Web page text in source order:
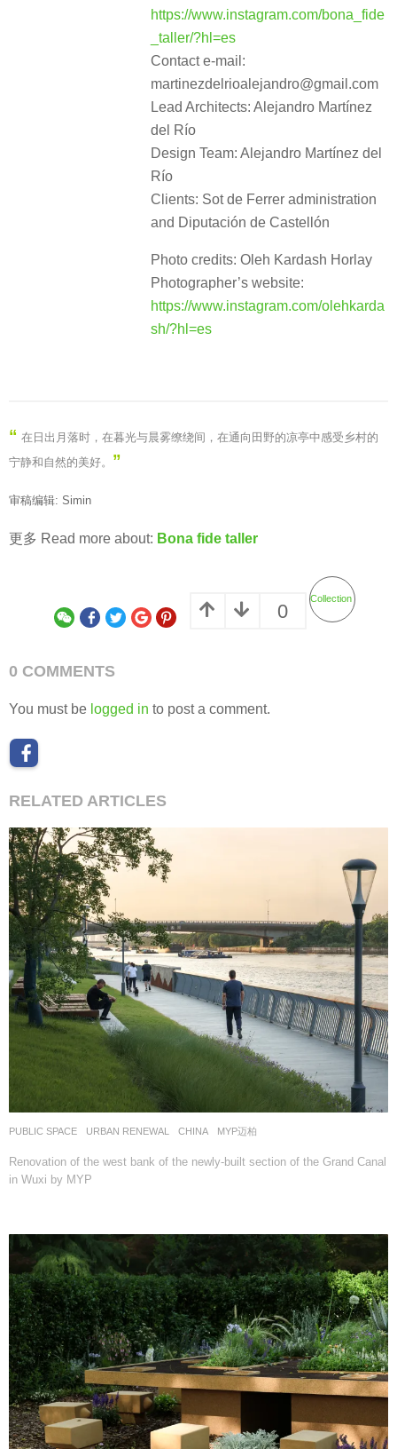
https://www.instagram.com/bona_fide
_taller/?hl=es
Contact e-mail:
martinezdelrioalejandro@gmail.com
Lead Architects: Alejandro Martínez
del Río
Design Team: Alejandro Martínez del
Río
Clients: Sot de Ferrer administration
and Diputación de Castellón
Photo credits: Oleh Kardash Horlay
Photographer’s website:
https://www.instagram.com/olehkarda
sh/?hl=es
“ 在日出月落时，在暮光与晨雾缭绕间，在通向田野的凉亭中感受乡村的
宁静和自然的美好。 ”
审稿编辑: Simin
更多 Read more about: Bona fide taller
0
Collection
0 COMMENTS
You must be logged in to post a comment.
RELATED ARTICLES
PUBLIC SPACE ,URBAN RENEWAL CHINA MYP迈柏
Renovation of the west bank of the newly-built section of the Grand Canal
in Wuxi by MYP